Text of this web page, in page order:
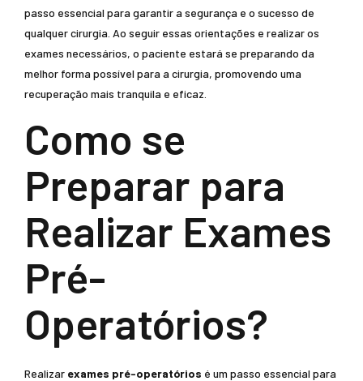
passo essencial para garantir a segurança e o sucesso de
qualquer cirurgia. Ao seguir essas orientações e realizar os
exames necessários, o paciente estará se preparando da
melhor forma possível para a cirurgia, promovendo uma
recuperação mais tranquila e eficaz.
Como se
Preparar para
Realizar Exames
Pré-
Operatórios?
Realizar exames pré-operatórios é um passo essencial para